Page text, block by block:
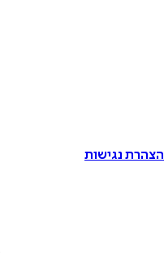
הצהרת נגישות